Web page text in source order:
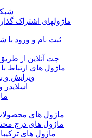
ماژولهای اشتراک‌
ثبت نام و ورود با
چت آنلاین از
ماژول های ارتباط
ویرایش و
ماژول های
ماژول های درج
ماژول های